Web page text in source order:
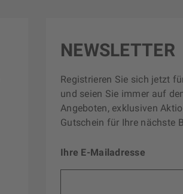
NEWSLETTER
Registrieren Sie sich jetzt
und seien Sie immer auf
Angeboten, exklusiven
Gutschein für Ihre nächste
Ihre E-Mailadresse